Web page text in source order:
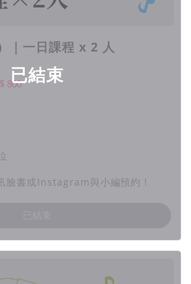
於古箏演奏與創作的音樂人，以獨特
魅力的機會不斷增加的同時，也匯聚更
已結束
｜一日課程 x 2 人
800
臉書或Instagram與小編預約！